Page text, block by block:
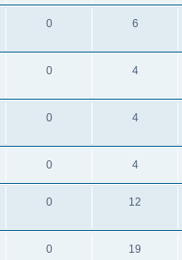
0 6
0 4
0 4
0 4
0 12
0 19